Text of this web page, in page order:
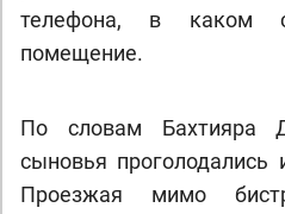
телефона, в каком
помещение.
По словам Бахтияра
сыновья проголодались
Проезжая мимо